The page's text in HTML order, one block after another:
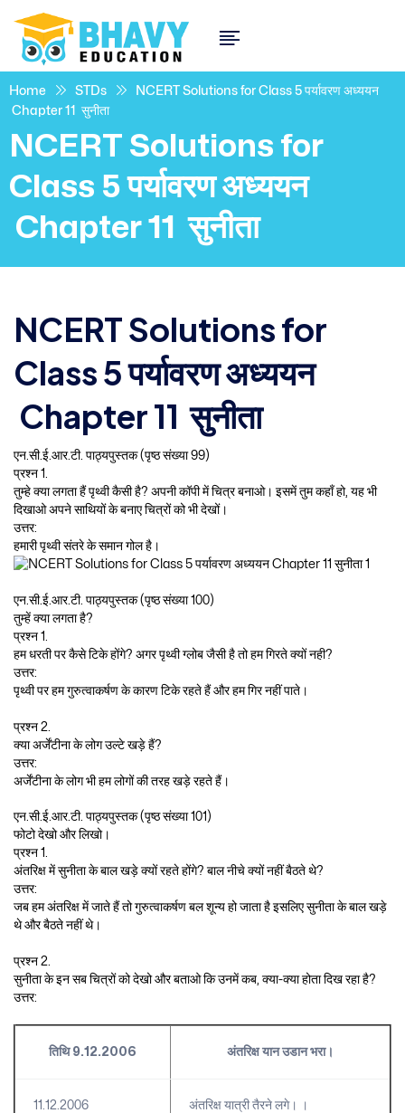
Home STDs
NCERT Solutions for Class 5 पर्यावरण अध्ययन
Chapter 11 सुनीता
NCERT Solutions for
Class 5 पर्यावरण अध्ययन
Chapter 11 सुनीता
NCERT Solutions for
Class 5 पर्यावरण अध्ययन
Chapter 11 सुनीता
एन.सी.ई.आर.टी. पाठ्यपुस्तक (पृष्ठ संख्या 99)
प्रश्न 1.
तुम्हे क्या लगता हैं पृथ्वी कैसी है? अपनी कॉपी में चित्र बनाओ। इसमें तुम कहाँ हो, यह भी
दिखाओ अपने साथियों के बनाए चित्रों को भी देखों।
उत्तर:
हमारी पृथ्वी संतरे के समान गोल है।
एन.सी.ई.आर.टी. पाठ्यपुस्तक (पृष्ठ संख्या 100)
तुम्हें क्या लगता है?
प्रश्न 1.
हम धरती पर कैसे टिके होंगे? अगर पृथ्वी ग्लोब जैसी है तो हम गिरते क्यों नही?
उत्तर:
पृथ्वी पर हम गुरुत्वाकर्षण के कारण टिके रहते हैं और हम गिर नहीं पाते।
प्रश्न 2.
क्या अर्जेंटीना के लोग उल्टे खड़े हैं?
उत्तर:
अर्जेंटीना के लोग भी हम लोगों की तरह खड़े रहते हैं।
एन.सी.ई.आर.टी. पाठ्यपुस्तक (पृष्ठ संख्या 101)
फोटो देखो और लिखो।
प्रश्न 1.
अंतरिक्ष में सुनीता के बाल खड़े क्यों रहते होंगे? बाल नीचे क्यों नहीं बैठते थे?
उत्तर:
जब हम अंतरिक्ष में जाते हैं तो गुरुत्वाकर्षण बल शून्य हो जाता है इसलिए सुनीता के बाल खड़े
थे और बैठते नहीं थे।
प्रश्न 2.
सुनीता के इन सब चित्रों को देखो और बताओ कि उनमें कब, क्या-क्या होता दिख रहा है?
उत्तर:
तिथि 9.12.2006 अंतरिक्ष यान उडान भरा।
11.12.2006 अंतरिक्ष यात्री तैरने लगे। ।